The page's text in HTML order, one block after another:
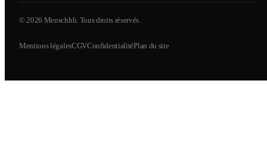
© 2026 Menschhh. Tous droits réservés.
Mentions légalesCGVConfidentialitéPlan du site